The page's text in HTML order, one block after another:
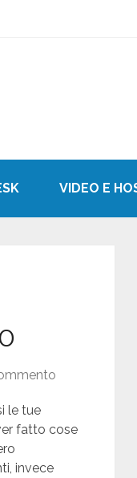
VIDEO E
le tue
fatto cose
invece